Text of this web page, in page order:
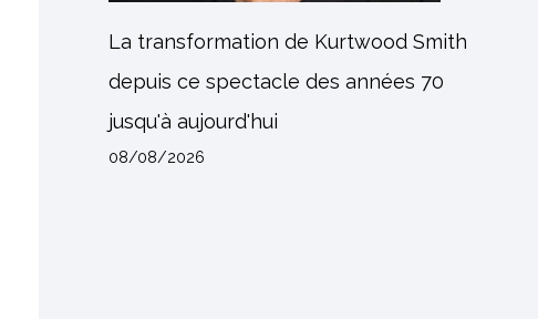
La transformation de Kurtwood Smith
depuis ce spectacle des années 70
jusqu'à aujourd'hui
08/08/2026